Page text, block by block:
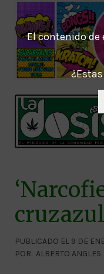
El contenido de
PUBLICADO EL 9 DE
POR: ALBERTO ANGLES